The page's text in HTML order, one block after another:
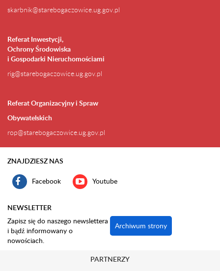
skarbnik@starebogaczowice.ug.gov.pl
Referat Inwestycji,
Ochrony Środowiska
i Gospodarki Nieruchomościami
rig@starebogaczowice.ug.gov.pl
Referat Organizacyjny i Spraw
Obywatelskich
rop@starebogaczowice.ug.gov.pl
ZNAJDZIESZ NAS
Facebook Youtube
NEWSLETTER
Zapisz się do naszego newslettera
i bądź informowany o
nowościach.
Archiwum strony
PARTNERZY